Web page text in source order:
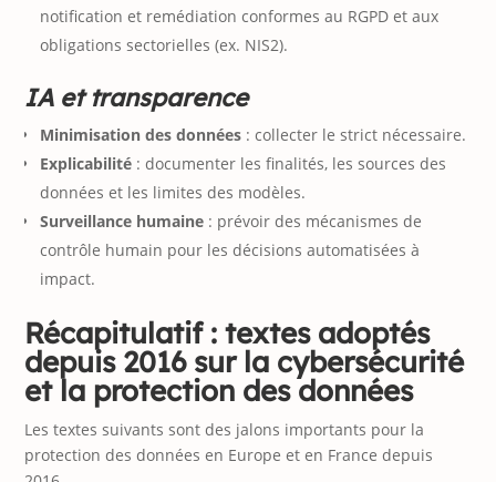
notification et remédiation conformes au RGPD et aux
obligations sectorielles (ex. NIS2).
IA et transparence
Minimisation des données : collecter le strict nécessaire.
Explicabilité : documenter les finalités, les sources des
données et les limites des modèles.
Surveillance humaine : prévoir des mécanismes de
contrôle humain pour les décisions automatisées à
impact.
Récapitulatif : textes adoptés
depuis 2016 sur la cybersécurité
et la protection des données
Les textes suivants sont des jalons importants pour la
protection des données en Europe et en France depuis